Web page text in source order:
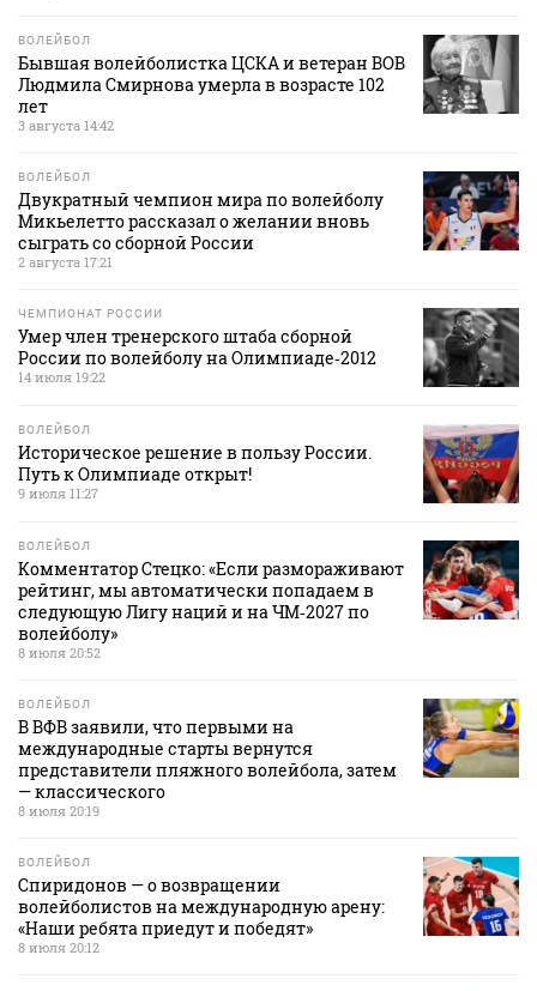
ВОЛЕЙБОЛ
Бывшая волейболистка ЦСКА и ветеран ВОВ
Людмила Смирнова умерла в возрасте 102
лет
3 августа 14:42
ВОЛЕЙБОЛ
Двукратный чемпион мира по волейболу
Микьелетто рассказал о желании вновь
сыграть со сборной России
2 августа 17:21
ЧЕМПИОНАТ РОССИИ
Умер член тренерского штаба сборной
России по волейболу на Олимпиаде‑2012
14 июля 19:22
ВОЛЕЙБОЛ
Историческое решение в пользу России.
Путь к Олимпиаде открыт!
9 июля 11:27
ВОЛЕЙБОЛ
Комментатор Стецко: «Если размораживают
рейтинг, мы автоматически попадаем в
следующую Лигу наций и на ЧМ‑2027 по
волейболу»
8 июля 20:52
ВОЛЕЙБОЛ
В ВФВ заявили, что первыми на
международные старты вернутся
представители пляжного волейбола, затем
— классического
8 июля 20:19
ВОЛЕЙБОЛ
Спиридонов — о возвращении
волейболистов на международную арену:
«Наши ребята приедут и победят»
8 июля 20:12